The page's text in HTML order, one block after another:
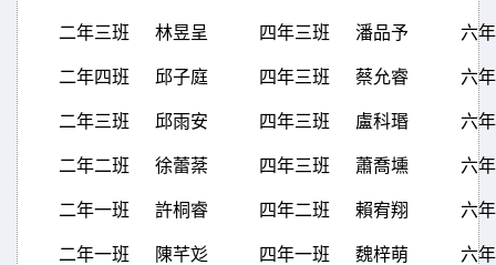
二年三班 林昱呈 四年三班 潘品予 六
二年四班 邱子庭 四年三班 蔡允睿 六
二年三班 邱雨安 四年三班 盧科瑉 六
二年二班 徐蕾棻 四年三班 蕭喬壎 六
二年一班 許桐睿 四年二班 賴宥翔 六
二年一班 陳芊彣 四年一班 魏梓萌 六